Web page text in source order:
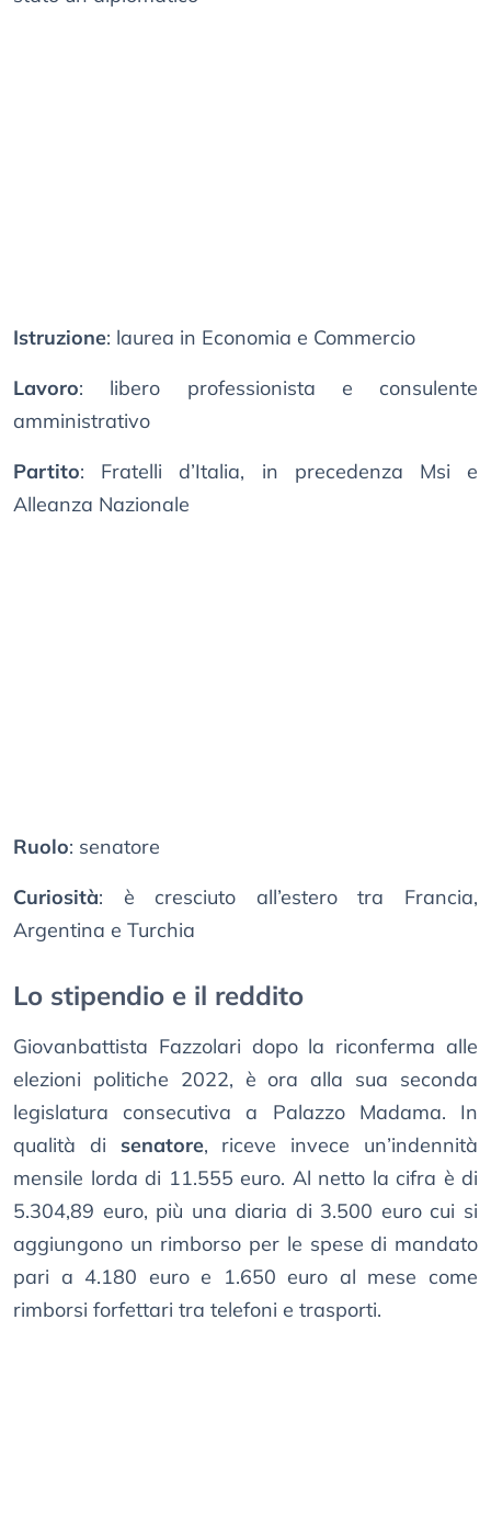
Istruzione: laurea in Economia e Commercio
Lavoro: libero professionista e consulente
amministrativo
Partito: Fratelli d’Italia, in precedenza Msi e
Alleanza Nazionale
Ruolo: senatore
Curiosità: è cresciuto all’estero tra Francia,
Argentina e Turchia
Lo stipendio e il reddito
Giovanbattista Fazzolari dopo la riconferma alle
elezioni politiche 2022, è ora alla sua seconda
legislatura consecutiva a Palazzo Madama. In
qualità di senatore, riceve invece un’indennità
mensile lorda di 11.555 euro. Al netto la cifra è di
5.304,89 euro, più una diaria di 3.500 euro cui si
aggiungono un rimborso per le spese di mandato
pari a 4.180 euro e 1.650 euro al mese come
rimborsi forfettari tra telefoni e trasporti.